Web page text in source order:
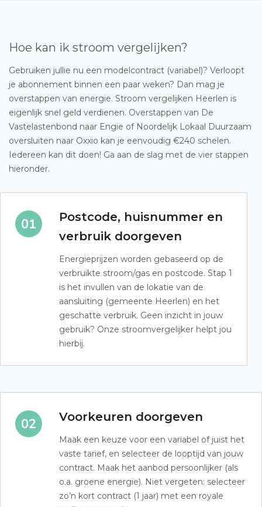
Hoe kan ik stroom vergelijken?
Gebruiken jullie nu een modelcontract (variabel)? Verloopt
je abonnement binnen een paar weken? Dan mag je
overstappen van energie. Stroom vergelijken Heerlen is
eigenlijk snel geld verdienen. Overstappen van De
Vastelastenbond naar Engie of Noordelijk Lokaal Duurzaam
oversluiten naar Oxxio kan je eenvoudig €240 schelen.
Iedereen kan dit doen! Ga aan de slag met de vier stappen
hieronder.
Postcode, huisnummer en
verbruik doorgeven
Energieprijzen worden gebaseerd op de
verbruikte stroom/gas en postcode. Stap 1
is het invullen van de lokatie van de
aansluiting (gemeente Heerlen) en het
geschatte verbruik. Geen inzicht in jouw
gebruik? Onze stroomvergelijker helpt jou
hierbij.
Voorkeuren doorgeven
Maak een keuze voor een variabel of juist het
vaste tarief, en selecteer de looptijd van jouw
contract. Maak het aanbod persoonlijker (als
o.a. groene energie). Niet vergeten: selecteer
zo’n kort contract (1 jaar) met een royale